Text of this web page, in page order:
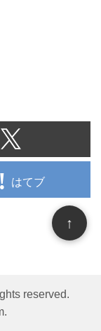
めには当然イ
しっかりパワ
ことはボール
覚えること。
るこの動きを
はてブ
reserved.
.
↑